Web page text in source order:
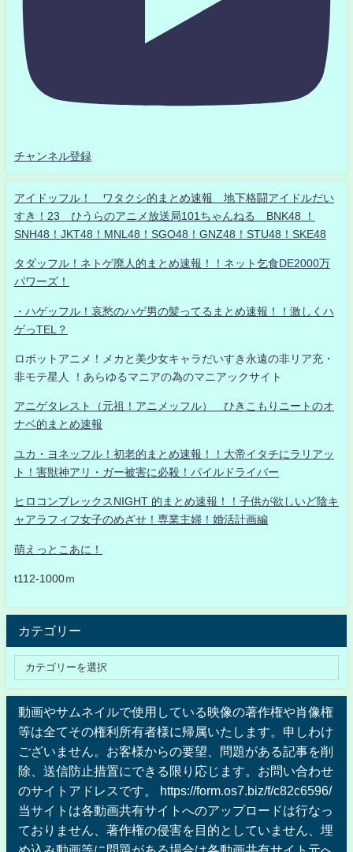
チャンネル登録
アイドッフル！ ワタクシ的まとめ速報 地下格闘アイドルだい
すき！23 ひうらのアニメ放送局101ちゃんねる BNK48 ！
SNH48！JKT48！MNL48！SGO48！GNZ48！STU48！SKE48
タダッフル！ネトゲ廃人的まとめ速報！！ネット乞食DE2000万
パワーズ！
・ハゲッフル！哀愁のハゲ男の髪ってるまとめ速報！！激しくハ
ゲっTEL？
ロボットアニメ！メカと美少女キャラだいすき永遠の非リア充・
非モテ星人 ！あらゆるマニアの為のマニアックサイト
アニゲタレスト（元祖！アニメッフル） ひきこもりニートのオ
ナベ的まとめ速報
ユカ・ヨネッフル！初老的まとめ速報！！大帝イタチにラリアッ
ト！害獣神アリ・ガー被害に必殺！パイルドライバー
ヒロコンプレックスNIGHT 的まとめ速報！！子供が欲しいど陰キ
ャアラフィフ女子のめざせ！専業主婦！婚活計画編
萌えっとこあに！
t112-1000ｍ
カテゴリー
動画やサムネイルで使用している映像の著作権や肖像権
等は全てその権利所有者様に帰属いたします。申しわけ
ございません。お客様からの要望、問題がある記事を削
除、送信防止措置にできる限り応じます。お問い合わせ
のサイトアドレスです。 https://form.os7.biz/f/c82c6596/
当サイトは各動画共有サイトへのアップロードは行なっ
ておりません、著作権の侵害を目的としていません、埋